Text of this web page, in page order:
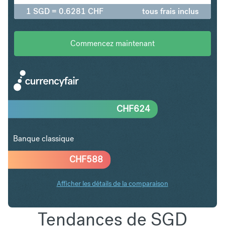
1 SGD = 0.6281 CHF tous frais inclus
Commencez maintenant
CHF588
CHF624
Banque classique
Afficher les détails de la comparaison
Tendances de SGD